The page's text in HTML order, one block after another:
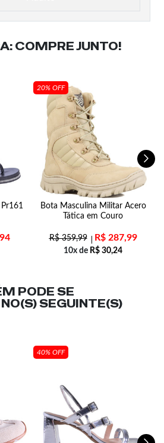
COMPRE JUNTO!
20% OFF
Bota Masculina Militar Acero
Tática em Couro
R$359,99 R$287,99
10x de R$ 30,24
PODE SE
SEGUINTE(S)
40% OFF